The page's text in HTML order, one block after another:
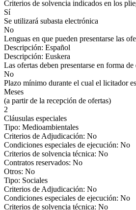
Criterios de solvencia indicados en los
Sí
Se utilizará subasta electrónica
No
Lenguas en que pueden presentarse las
Descripción: Español
Descripción: Euskera
Las ofertas deben presentarse en forma
No
Plazo mínimo durante el cual el licitador
Meses
(a partir de la recepción de ofertas)
2
Cláusulas especiales
Tipo: Medioambientales
Criterios de Adjudicación: No
Condiciones especiales de ejecución: No
Criterios de solvencia técnica: No
Contratos reservados: No
Otros: No
Tipo: Sociales
Criterios de Adjudicación: No
Condiciones especiales de ejecución: No
Criterios de solvencia técnica: No